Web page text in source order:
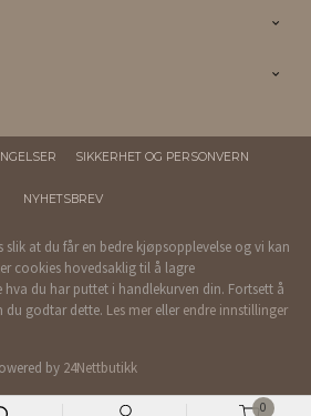
0
SIKKERHET OG PERSONVERN
NYHETSBREV
at du får en bedre kjøpsopplevelse og vi kan
cookies hovedsaklig til å lagre
du har puttet i handlekurven din. Fortsett å
du godtar dette. Les mer eller endre innstillinger
by 24Nettbutikk